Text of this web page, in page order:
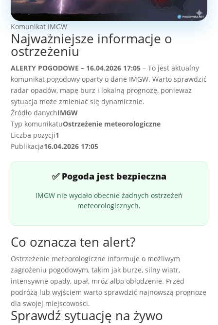
Komunikat IMGW
Najważniejsze informacje o
ostrzeżeniu
ALERTY POGODOWE – 16.04.2026 17:05 – To jest aktualny
komunikat pogodowy oparty o dane IMGW. Warto sprawdzić
radar opadów, mapę burz i lokalną prognozę, ponieważ
sytuacja może zmieniać się dynamicznie.
Źródło danychIMGW
Typ komunikatuOstrzeżenie meteorologiczne
Liczba pozycji1
Publikacja16.04.2026 17:05
✅ Pogoda jest bezpieczna
IMGW nie wydało obecnie żadnych ostrzeżeń
meteorologicznych.
Co oznacza ten alert?
Ostrzeżenie meteorologiczne informuje o możliwym
zagrożeniu pogodowym, takim jak burze, silny wiatr,
intensywne opady, upał, mróz albo oblodzenie. Przed
podróżą lub wyjściem warto sprawdzić najnowszą prognozę
dla swojej miejscowości.
Sprawdź sytuację na żywo